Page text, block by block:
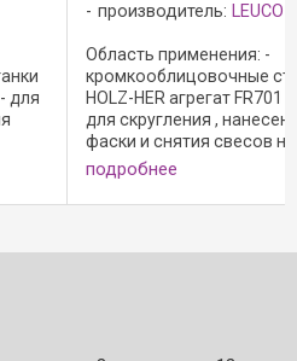
LEUCO
применения: -
станки
HER агрегат FR701 Multi; -
, нанесения
и снятия свесов на
из массивной
а также на кантах
и пластика;
...
для
и